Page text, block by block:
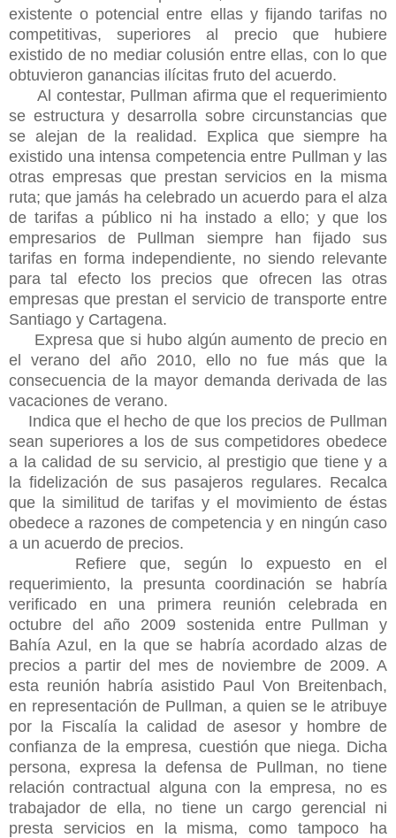
existente o potencial entre ellas y fijando tarifas no
competitivas, superiores al precio que hubiere
existido de no mediar colusión entre ellas, con lo que
obtuvieron ganancias ilícitas fruto del acuerdo.
Al contestar, Pullman afirma que el requerimiento
se estructura y desarrolla sobre circunstancias que
se alejan de la realidad. Explica que siempre ha
existido una intensa competencia entre Pullman y las
otras empresas que prestan servicios en la misma
ruta; que jamás ha celebrado un acuerdo para el alza
de tarifas a público ni ha instado a ello; y que los
empresarios de Pullman siempre han fijado sus
tarifas en forma independiente, no siendo relevante
para tal efecto los precios que ofrecen las otras
empresas que prestan el servicio de transporte entre
Santiago y Cartagena.
Expresa que si hubo algún aumento de precio en
el verano del año 2010, ello no fue más que la
consecuencia de la mayor demanda derivada de las
vacaciones de verano.
Indica que el hecho de que los precios de Pullman
sean superiores a los de sus competidores obedece
a la calidad de su servicio, al prestigio que tiene y a
la fidelización de sus pasajeros regulares. Recalca
que la similitud de tarifas y el movimiento de éstas
obedece a razones de competencia y en ningún caso
a un acuerdo de precios.
Refiere que, según lo expuesto en el
requerimiento, la presunta coordinación se habría
verificado en una primera reunión celebrada en
octubre del año 2009 sostenida entre Pullman y
Bahía Azul, en la que se habría acordado alzas de
precios a partir del mes de noviembre de 2009. A
esta reunión habría asistido Paul Von Breitenbach,
en representación de Pullman, a quien se le atribuye
por la Fiscalía la calidad de asesor y hombre de
confianza de la empresa, cuestión que niega. Dicha
persona, expresa la defensa de Pullman, no tiene
relación contractual alguna con la empresa, no es
trabajador de ella, no tiene un cargo gerencial ni
presta servicios en la misma, como tampoco ha